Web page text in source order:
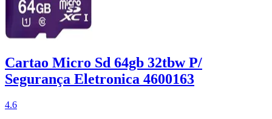
Cartao Micro Sd 64gb 32tbw P/
Segurança Eletronica 4600163
4.6